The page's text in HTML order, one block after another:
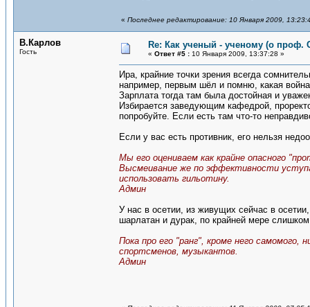
« Последнее редактирование: 10 Января 2009,
В.Карлов
Гость
Re: Как ученый - ученому (о проф.
« Ответ #5 : 10 Января 2009, 13:37:28 »
Ира, крайние точки зрения всегда
например, первым шёл и помню, какая
Зарплата тогда там была достойная и
Избирается заведующим кафедрой,
попробуйте. Если есть там что-то
Если у вас есть противник, его нельзя
Мы его оцениваем как крайне опасного
Высмеивание же по эффективности
использовать гильотину.
Админ
У нас в осетии, из живущих сейчас в
шарлатан и дурак, по крайней мере
Пока про его "ранг", кроме него
спортсменов, музыкантов.
Админ